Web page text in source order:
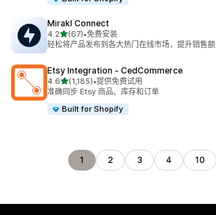
Mirakl Connect
4.2星（满分 5 星）
(67)
总共 67 条评论
•免费安装
轻松将产品发布到各大热门在线市场，提升销售额
Etsy Integration ‑ CedCommerce
4.6星（满分 5 星）
(1,185)
总共 1185 条评论
•提供免费试用
准确同步 Etsy 商品、库存和订单
Built for Shopify
1 2 3 4 10